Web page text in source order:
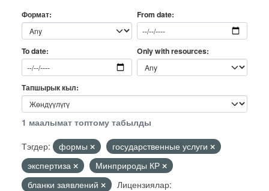
Формат From date
To date Only with resources
Тапшырык кыл
1 маалымат топтому табылды
Тэгдер:
формы
государственные услуги
экспертиза
Минприроды КР
бланки заявлений
Лицензиялар: